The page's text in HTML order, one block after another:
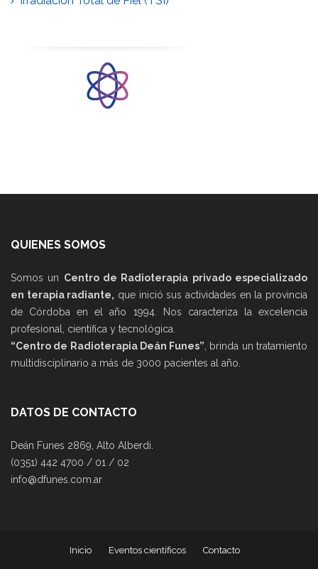
QUIENES SOMOS
Somos un Centro de Radioterapia privado especializado
en terapia radiante, que inició sus actividades en la provincia
de Córdoba en el año 1994. Nos caracteriza la excelencia
profesional, científica y tecnológica.
“Centro de Radioterapia Deán Funes” , brinda un tratamiento
multidisciplinario a más de 3000 pacientes al año.
DATOS DE CONTACTO
Deán Funes 2869, Alto Alberdi.
(0351) 442 4700 / 01 / 02
info@dfunes.com.ar
Inicio Eventos científicos Contacto